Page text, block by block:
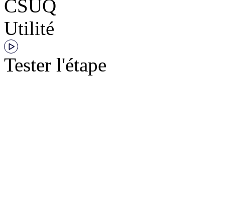
CSUQ
Utilité
Tester l'étape